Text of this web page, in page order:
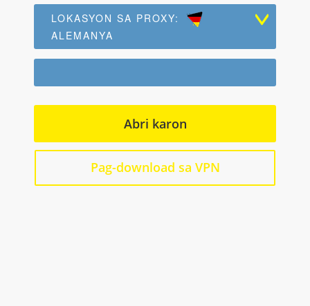
LOKASYON SA PROXY:
ALEMANYA
Abri karon
Pag-download sa VPN